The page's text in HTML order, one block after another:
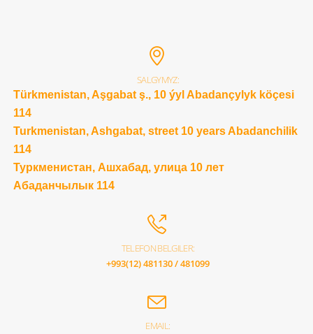
SALGYMYZ:
Türkmenistan, Aşgabat ş., 10 ýyl Abadançylyk köçesi
114
Turkmenistan, Ashgabat, street 10 years Abadanchilik
114
Туркменистан, Ашхабад, улица 10 лет
Абаданчылык 114
TELEFON BELGILER:
+993(12) 481130 / 481099
EMAIL: